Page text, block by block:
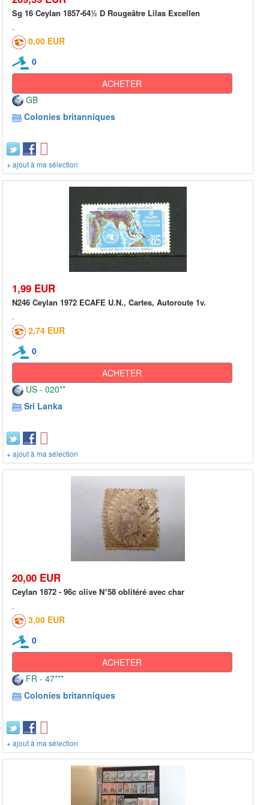
Sg 16 Ceylan 1857-64½ D Rougeâtre Lilas Excellen
0,00 EUR
0
ACHETER
GB
Colonies britanniques
+ ajout à ma sélection
1,99 EUR
N246 Ceylan 1972 ECAFE U.N., Cartes, Autoroute 1v.
2,74 EUR
0
ACHETER
US - 020**
Sri Lanka
+ ajout à ma sélection
20,00 EUR
Ceylan 1872 - 96c olive N°58 oblitéré avec char
3,00 EUR
0
ACHETER
FR - 47***
Colonies britanniques
+ ajout à ma sélection